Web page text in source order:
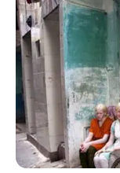
de la salsa y
música latina
Me Vieron
todas las
videoclip que
respeto,
folclor
oficial de